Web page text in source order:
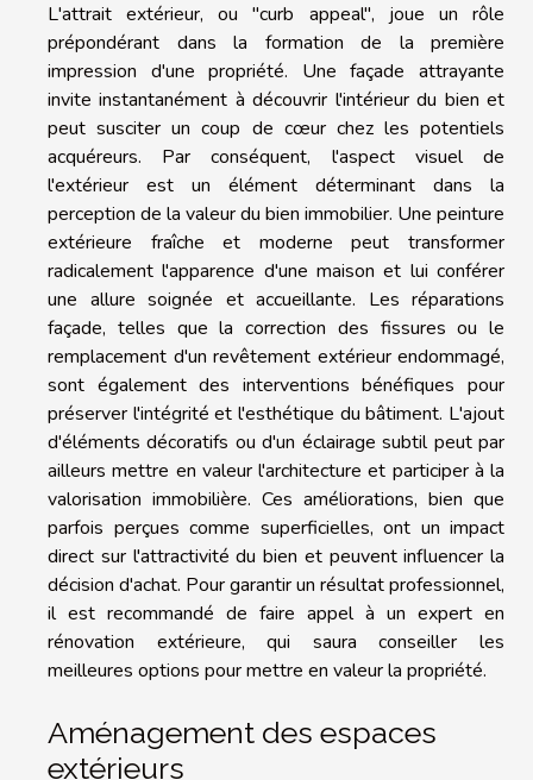
L'attrait extérieur, ou "curb appeal", joue un rôle
prépondérant dans la formation de la première
impression d'une propriété. Une façade attrayante
invite instantanément à découvrir l'intérieur du bien et
peut susciter un coup de cœur chez les potentiels
acquéreurs. Par conséquent, l'aspect visuel de
l'extérieur est un élément déterminant dans la
perception de la valeur du bien immobilier. Une peinture
extérieure fraîche et moderne peut transformer
radicalement l'apparence d'une maison et lui conférer
une allure soignée et accueillante. Les réparations
façade, telles que la correction des fissures ou le
remplacement d'un revêtement extérieur endommagé,
sont également des interventions bénéfiques pour
préserver l'intégrité et l'esthétique du bâtiment. L'ajout
d'éléments décoratifs ou d'un éclairage subtil peut par
ailleurs mettre en valeur l'architecture et participer à la
valorisation immobilière. Ces améliorations, bien que
parfois perçues comme superficielles, ont un impact
direct sur l'attractivité du bien et peuvent influencer la
décision d'achat. Pour garantir un résultat professionnel,
il est recommandé de faire appel à un expert en
rénovation extérieure, qui saura conseiller les
meilleures options pour mettre en valeur la propriété.
Aménagement des espaces
extérieurs